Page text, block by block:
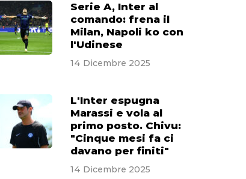
Serie A, Inter al
comando: frena il
Milan, Napoli ko con
l'Udinese
14 Dicembre 2025
L'Inter espugna
Marassi e vola al
primo posto. Chivu:
"Cinque mesi fa ci
davano per finiti"
14 Dicembre 2025